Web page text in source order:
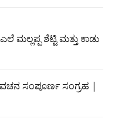
ಮಲ್ಲಪ್ಪ ಶೆಟ್ಟಿ ಮತ್ತು ಕಾಡು
ವಚನ ಸಂಪೂರ್ಣ ಸಂಗ್ರಹ |